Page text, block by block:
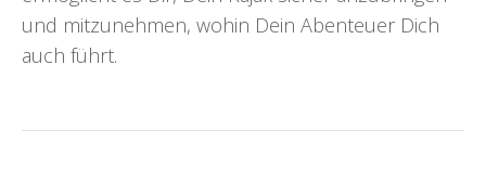
und mitzunehmen, wohin Dein Abenteuer Dich
auch führt.